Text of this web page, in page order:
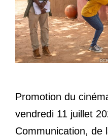
Promotion du
vendredi 11 juillet
Communication, de